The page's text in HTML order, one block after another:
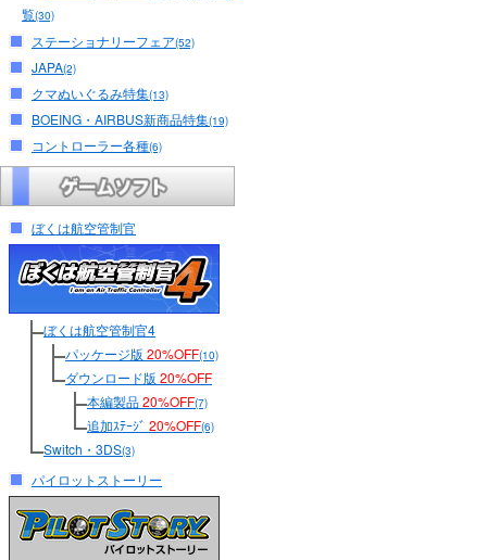
覧(30)
ステーショナリーフェア(52)
JAPA(2)
クマぬいぐるみ特集(13)
BOEING・AIRBUS新商品特集(19)
コントローラー各種(6)
ぼくは航空管制官
ぼくは航空管制官4
パッケージ版 20%OFF(10)
ダウンロード版 20%OFF
本編製品20%OFF(7)
追加ｽﾃｰｼﾞ 20%OFF(6)
Switch・3DS(3)
パイロットストーリー